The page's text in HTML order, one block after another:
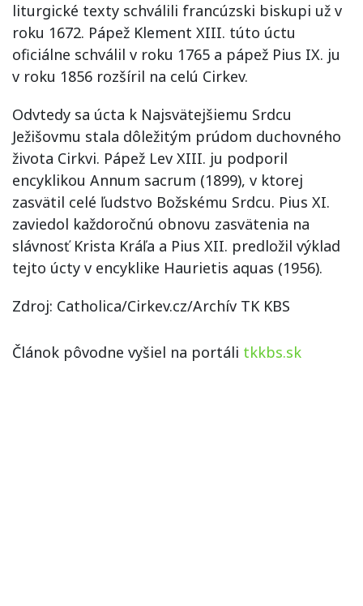
liturgické texty schválili francúzski biskupi už v
roku 1672. Pápež Klement XIII. túto úctu
oficiálne schválil v roku 1765 a pápež Pius IX. ju
v roku 1856 rozšíril na celú Cirkev.
Odvtedy sa úcta k Najsvätejšiemu Srdcu
Ježišovmu stala dôležitým prúdom duchovného
života Cirkvi. Pápež Lev XIII. ju podporil
encyklikou Annum sacrum (1899), v ktorej
zasvätil celé ľudstvo Božskému Srdcu. Pius XI.
zaviedol každoročnú obnovu zasvätenia na
slávnosť Krista Kráľa a Pius XII. predložil výklad
tejto úcty v encyklike Haurietis aquas (1956).
Zdroj: Catholica/Cirkev.cz/Archív TK KBS
Článok pôvodne vyšiel na portáli tkkbs.sk